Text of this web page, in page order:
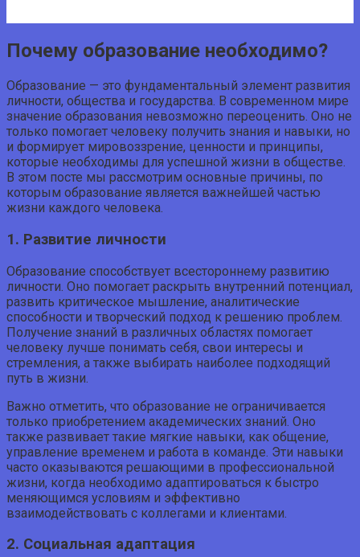
Почему образование необходимо?
Образование — это фундаментальный элемент развития
личности, общества и государства. В современном мире
значение образования невозможно переоценить. Оно не
только помогает человеку получить знания и навыки, но
и формирует мировоззрение, ценности и принципы,
которые необходимы для успешной жизни в обществе.
В этом посте мы рассмотрим основные причины, по
которым образование является важнейшей частью
жизни каждого человека.
1. Развитие личности
Образование способствует всестороннему развитию
личности. Оно помогает раскрыть внутренний потенциал,
развить критическое мышление, аналитические
способности и творческий подход к решению проблем.
Получение знаний в различных областях помогает
человеку лучше понимать себя, свои интересы и
стремления, а также выбирать наиболее подходящий
путь в жизни.
Важно отметить, что образование не ограничивается
только приобретением академических знаний. Оно
также развивает такие мягкие навыки, как общение,
управление временем и работа в команде. Эти навыки
часто оказываются решающими в профессиональной
жизни, когда необходимо адаптироваться к быстро
меняющимся условиям и эффективно
взаимодействовать с коллегами и клиентами.
2. Социальная адаптация